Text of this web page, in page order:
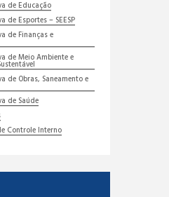
de Educação
de Esportes – SEESP
de Finanças e
de Meio Ambiente e
de Obras, Saneamento e
de Saúde
Controle Interno